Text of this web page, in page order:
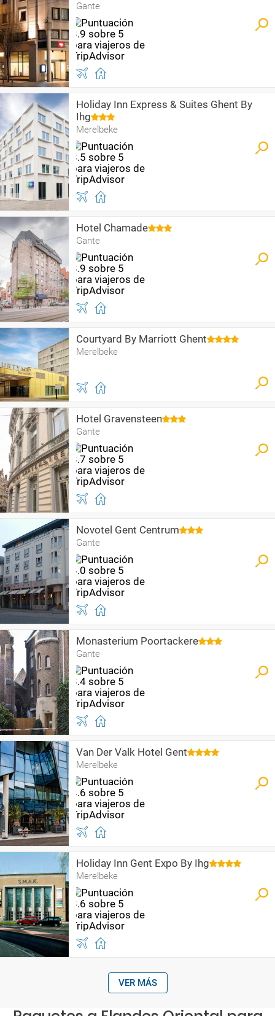
Gante
Holiday Inn Express & Suites Ghent By
Ihg
Merelbeke
Hotel Chamade
Gante
Courtyard By Marriott Ghent
Merelbeke
Hotel Gravensteen
Gante
Novotel Gent Centrum
Gante
Monasterium Poortackere
Gante
Van Der Valk Hotel Gent
Merelbeke
Holiday Inn Gent Expo By Ihg
Merelbeke
VER MÁS